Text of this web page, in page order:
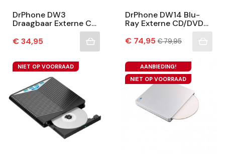
DrPhone DW3
Draagbaar Externe CD
DVD +/- RW Optische
Drive - USB 3.0 &
Type-C - Brander -...
Prijs
€ 34,95
DrPhone DW14 Blu-
Ray Externe CD/DVD
Speler USB 3.0 Type-C
Met SD Kaartlezer –
USB 2.0 – USB-C – 5...
Prijs
€ 74,95Normale
€ 79,95
NIET OP VOORRAAD
AANBIEDING!
NIET OP VOORRAAD